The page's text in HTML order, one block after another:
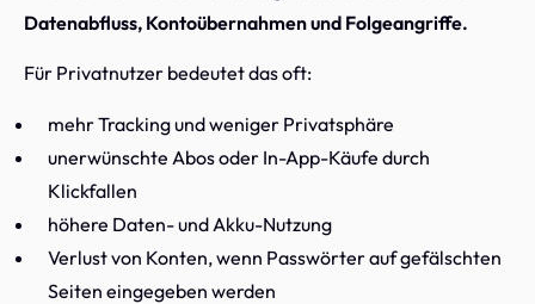
Datenabfluss, Kontoübernahmen und Folgeangriffe.
Für Privatnutzer bedeutet das oft:
mehr Tracking und weniger Privatsphäre
unerwünschte Abos oder In-App-Käufe durch
Klickfallen
höhere Daten- und Akku-Nutzung
Verlust von Konten, wenn Passwörter auf gefälschten
Seiten eingegeben werden